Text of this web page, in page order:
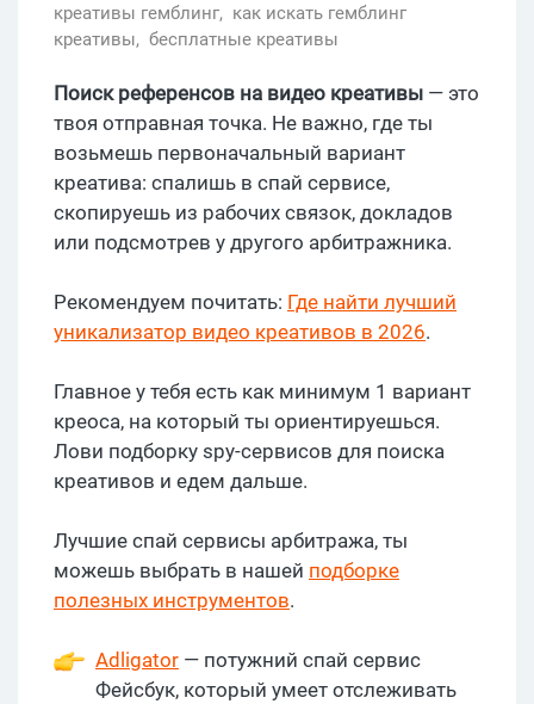
креативы гемблинг, как искать гемблинг
креативы, бесплатные креативы
Поиск референсов на видео креативы — это
твоя отправная точка. Не важно, где ты
возьмешь первоначальный вариант
креатива: спалишь в спай сервисе,
скопируешь из рабочих связок, докладов
или подсмотрев у другого арбитражника.
Рекомендуем почитать: Где найти лучший
уникализатор видео креативов в 2026.
Главное у тебя есть как минимум 1 вариант
креоса, на который ты ориентируешься.
Лови подборку spy-сервисов для поиска
креативов и едем дальше.
Лучшие спай сервисы арбитража, ты
можешь выбрать в нашей подборке
полезных инструментов.
Adligator — потужний спай сервис
Фейсбук, который умеет отслеживать